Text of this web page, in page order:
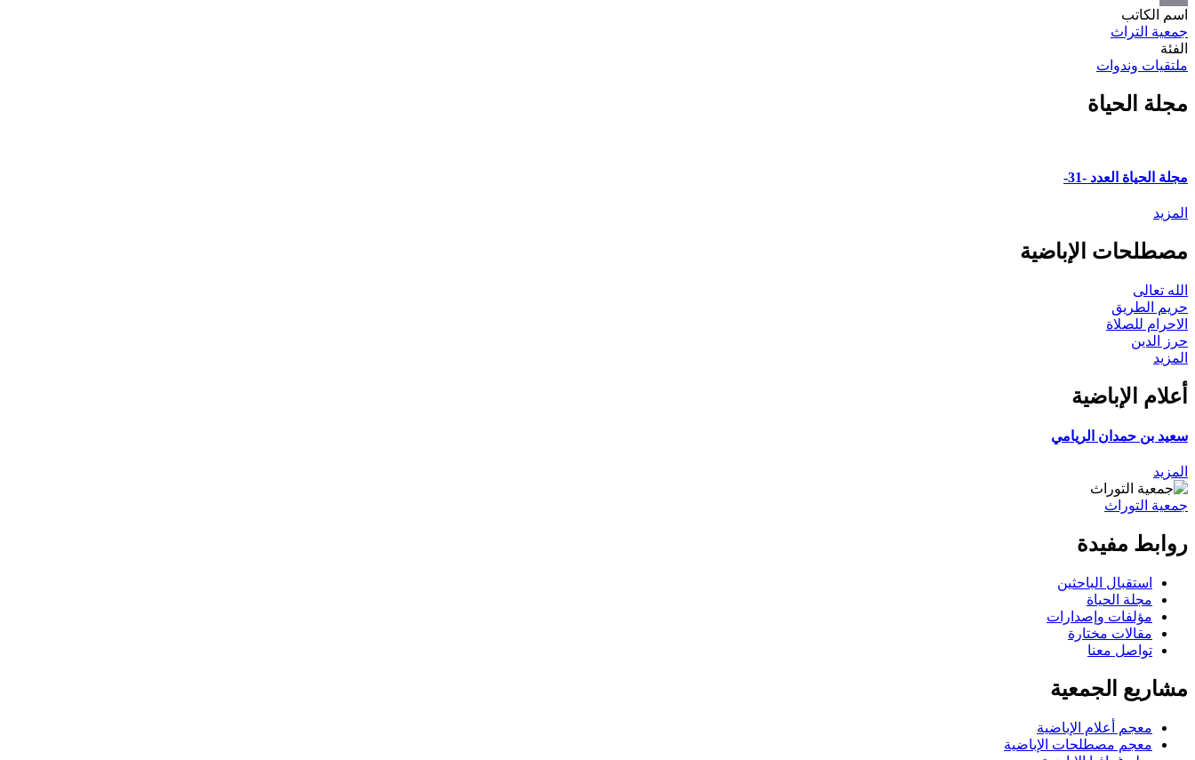
Email
اسم الكاتب
جمعية التراث
الفئة
ملتقيات وندوات
مجلة الحياة
مجلة الحياة العدد -31-
المزيد
مصطلحات الإباضية
الله تعالى
حريم الطريق
الاحرام للصلاة
حرز الدين
المزيد
أعلام الإباضية
سعيد بن حمدان الريامي
المزيد
جمعية التوراث
روابط مفيدة
استقبال الباحثين
مجلة الحياة
مؤلفات وإصدارات
مقالات مختارة
تواصل معنا
مشاريع الجمعية
معجم أعلام الإباضية
معجم مصطلحات الإباضية